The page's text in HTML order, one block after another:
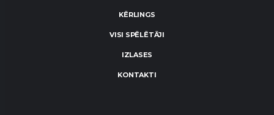
KĒRLINGS
VISI SPĒLĒTĀJI
IZLASES
KONTAKTI